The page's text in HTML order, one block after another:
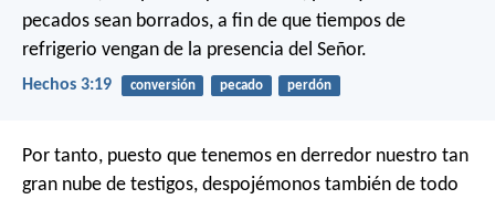
pecados sean borrados, a fin de que tiempos de
refrigerio vengan de la presencia del Señor.
Hechos 3:19 conversión pecado perdón
Por tanto, puesto que tenemos en derredor nuestro tan
gran nube de testigos, despojémonos también de todo